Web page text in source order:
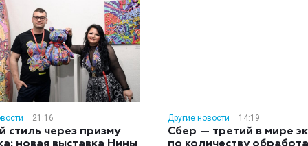
21:16
стиль через призму
Другие новости 14:19
Сбер — третий в мире